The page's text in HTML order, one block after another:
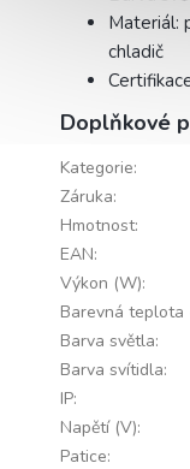
Materiál:
chladič
Doplňkové
Kategorie:
Záruka:
Hmotnost:
EAN:
Výkon (W):
Barevná teplota
Barva světla:
Barva svítidla:
IP:
Napětí (V):
Patice: